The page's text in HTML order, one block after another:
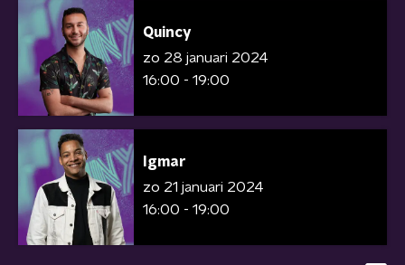
Quincy
zo 28 januari 2024
16:00 - 19:00
Igmar
zo 21 januari 2024
16:00 - 19:00